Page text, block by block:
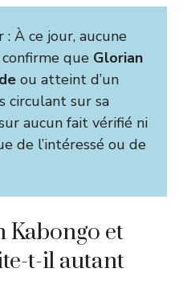
À ce jour, aucune
que Glorian
ou atteint d’un
circulant sur sa
aucun fait vérifié ni
de l’intéressé ou de
Kabongo et
t-il autant